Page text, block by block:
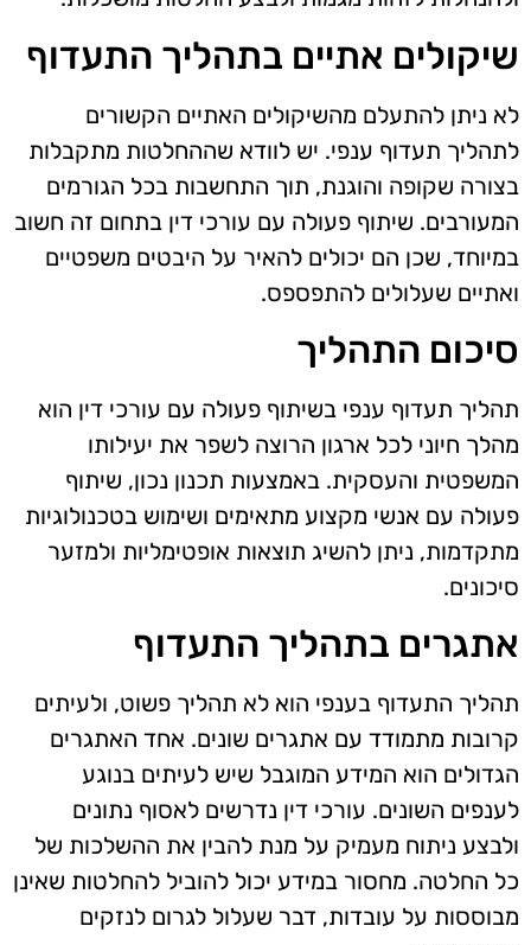
שיקולים אתיים בתהליך התעדוף
לא ניתן להתעלם מהשיקולים האתיים הקשורים
לתהליך תעדוף ענפי. יש לוודא שההחלטות מתקבלות
בצורה שקופה והוגנת, תוך התחשבות בכל הגורמים
המעורבים. שיתוף פעולה עם עורכי דין בתחום זה חשוב
במיוחד, שכן הם יכולים להאיר על היבטים משפטיים
ואתיים שעלולים להתפספס.
סיכום התהליך
תהליך תעדוף ענפי בשיתוף פעולה עם עורכי דין הוא
מהלך חיוני לכל ארגון הרוצה לשפר את יעילותו
המשפטית והעסקית. באמצעות תכנון נכון, שיתוף
פעולה עם אנשי מקצוע מתאימים ושימוש בטכנולוגיות
מתקדמות, ניתן להשיג תוצאות אופטימליות ולמזער
סיכונים.
אתגרים בתהליך התעדוף
תהליך התעדוף בענפי הוא לא תהליך פשוט, ולעיתים
קרובות מתמודד עם אתגרים שונים. אחד האתגרים
הגדולים הוא המידע המוגבל שיש לעיתים בנוגע
לענפים השונים. עורכי דין נדרשים לאסוף נתונים
ולבצע ניתוח מעמיק על מנת להבין את ההשלכות של
כל החלטה. מחסור במידע יכול להוביל להחלטות שאינן
מבוססות על עובדות, דבר שעלול לגרום לנזקים